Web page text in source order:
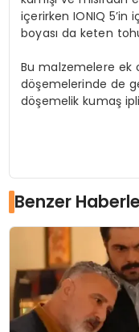
içerirken IONIQ 5’in
boyası da keten
Bu malzemelere ek
döşemelerinde de
döşemelik kumaş
Benzer